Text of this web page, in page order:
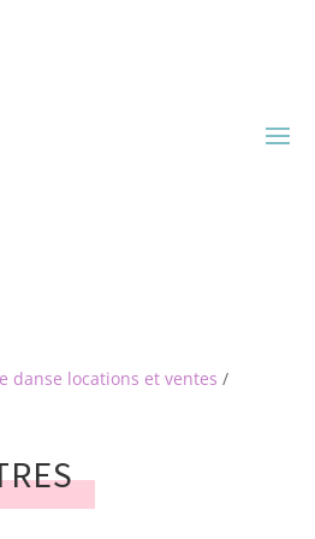
danse locations et ventes /